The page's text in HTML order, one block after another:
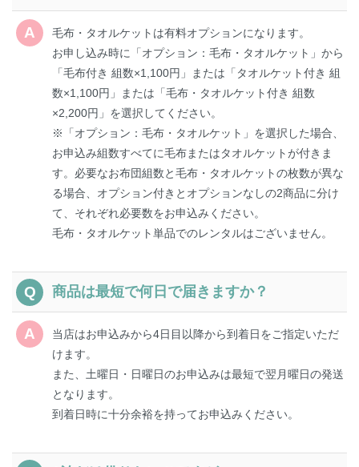
毛布・タオルケットは有料オプションになります。
お申し込み時に「オプション：毛布・タオルケット」から
「毛布付き 組数×1,100円」または「タオルケット付き 組
数×1,100円」または「毛布・タオルケット付き 組数
×2,200円」を選択してください。
※「オプション：毛布・タオルケット」を選択した場合、
お申込み組数すべてに毛布またはタオルケットが付きま
す。必要なお布団組数と毛布・タオルケットの枚数が異な
る場合、オプション付きとオプションなしの2商品に分け
て、それぞれ必要数をお申込みください。
毛布・タオルケット単品でのレンタルはございません。
商品は最短で何日で届きますか？
当店はお申込みから4日目以降から到着日をご指定いただ
けます。
また、土曜日・日曜日のお申込みは最短で翌月曜日の発送
となります。
到着日時に十分余裕を持ってお申込みください。